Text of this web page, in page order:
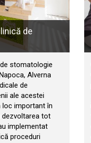
de
stomatologie
Alverna
de
ale acestei
loc important în
dezvoltarea tot
implementat
proceduri